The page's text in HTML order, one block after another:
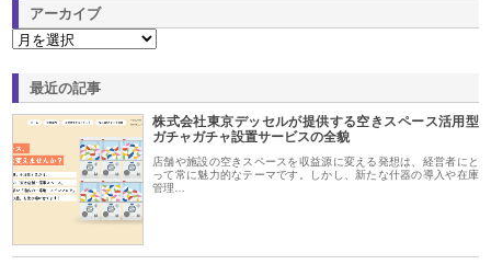
アーカイブ
最近の記事
株式会社東京デッセルが提供する空きスペース活用型
ガチャガチャ設置サービスの全貌
店舗や施設の空きスペースを収益源に変える発想は、経営者にと
って常に魅力的なテーマです。しかし、新たな什器の導入や在庫
管理…